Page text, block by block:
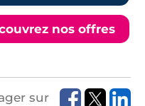
nos offres
sur